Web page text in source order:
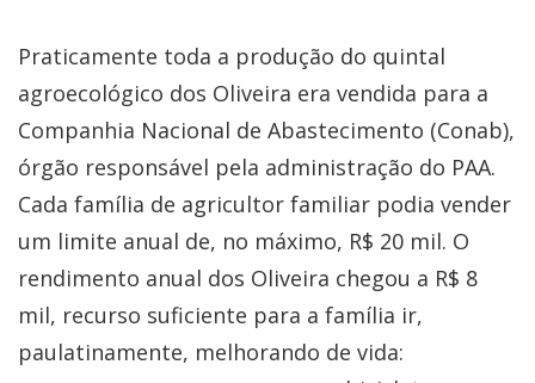
Praticamente toda a produção do quintal
agroecológico dos Oliveira era vendida para a
Companhia Nacional de Abastecimento (Conab),
órgão responsável pela administração do PAA.
Cada família de agricultor familiar podia vender
um limite anual de, no máximo, R$ 20 mil. O
rendimento anual dos Oliveira chegou a R$ 8
mil, recurso suficiente para a família ir,
paulatinamente, melhorando de vida: